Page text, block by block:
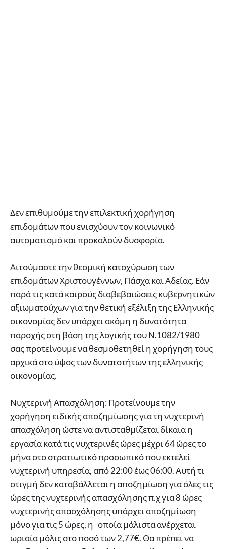
Δεν επιθυμούμε την επιλεκτική χορήγηση
επιδομάτων που ενισχύουν τον κοινωνικό
αυτοματισμό και προκαλούν δυσφορία.
Αιτούμαστε την θεσμική κατοχύρωση των
επιδομάτων Χριστουγέννων, Πάσχα και Αδείας. Εάν
παρά τις κατά καιρούς διαβεβαιώσεις κυβερνητικών
αξιωματούχων για την θετική εξέλιξη της Ελληνικής
οικονομίας δεν υπάρχει ακόμη η δυνατότητα
παροχής στη βάση της λογικής του Ν.1082/1980
σας προτείνουμε να θεσμοθετηθεί η χορήγηση τους
αρχικά στο ύψος των δυνατοτήτων της ελληνικής
οικονομίας.
Νυχτερινή Απασχόληση: Προτείνουμε την
χορήγηση ειδικής αποζημίωσης για τη νυχτερινή
απασχόληση ώστε να αντισταθμίζεται δίκαια η
εργασία κατά τις νυχτερινές ώρες μέχρι 64 ώρες το
μήνα στο στρατιωτικό προσωπικό που εκτελεί
νυχτερινή υπηρεσία, από 22:00 έως 06:00. Αυτή τι
στιγμή δεν καταβάλλεται η αποζημίωση για όλες τις
ώρες της νυχτερινής απασχόλησης π.χ για 8 ώρες
νυχτερινής απασχόλησης υπάρχει αποζημίωση
μόνο για τις 5 ώρες, η οποία μάλιστα ανέρχεται
ωριαία μόλις στο ποσό των 2,77€. Θα πρέπει να